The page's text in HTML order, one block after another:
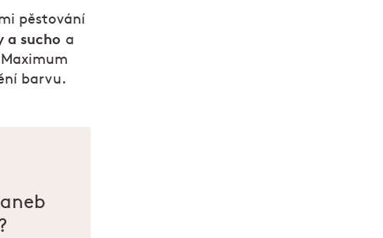
pěstování
a sucho a
barvu.